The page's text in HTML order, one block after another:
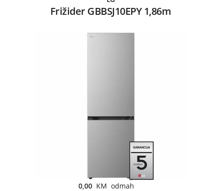
Frižider GBBSJ10EPY 1,86m
0,00 KM odmah